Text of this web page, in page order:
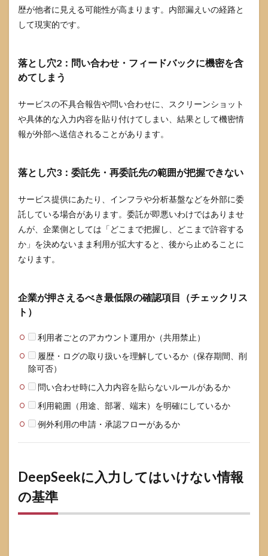
歴が他者に見える可能性が高まります。内部漏えいの経路と
して現実的です。
落とし穴2：問い合わせ・フィードバックに機密を含
めてしまう
サービスの不具合報告や問い合わせに、スクリーンショット
や具体的な入力内容を貼り付けてしまい、結果として機密情
報が外部へ送信されることがあります。
落とし穴3：委託先・再委託先の範囲が把握できない
サービス提供にあたり、インフラや分析基盤などを外部に委
託している場合があります。委託が即悪いわけではありませ
んが、企業側としては「どこまで把握し、どこまで許容する
か」を決めないまま利用が拡大すると、後から止めることに
なります。
企業が押さえるべき最低限の確認項目（チェックリス
ト）
利用者ごとのアカウント運用か（共用禁止）
履歴・ログの取り扱いを理解しているか（保存期間、削
除可否）
問い合わせ時に入力内容を貼らないルールがあるか
利用範囲（用途、部署、端末）を明確にしているか
例外利用の申請・承認フローがあるか
DeepSeekに入力してはいけない情報
の基準